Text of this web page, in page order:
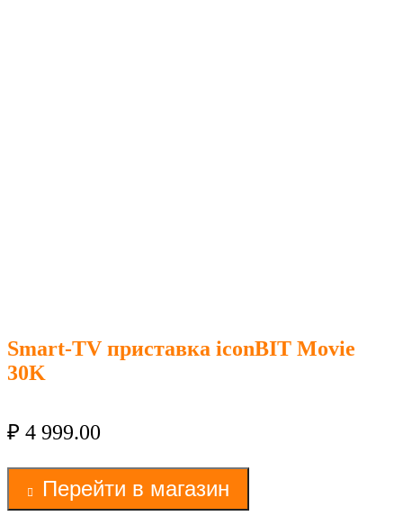
Smart-TV приставка iconBIT Movie
30K
₽ 4 999.00
Перейти в магазин